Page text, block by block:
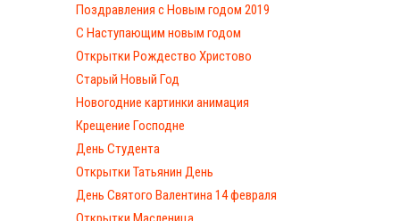
Поздравления с Новым годом 2019
С Наступающим новым годом
Открытки Рождество Христово
Старый Новый Год
Новогодние картинки анимация
Крещение Господне
День Студента
Открытки Татьянин День
День Святого Валентина 14 февраля